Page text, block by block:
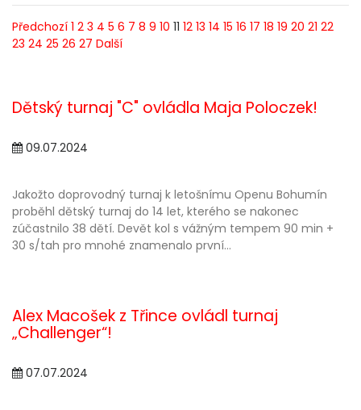
Předchozí 1 2 3 4 5 6 7 8 9 10 11 12 13 14 15 16 17 18 19 20 21 22
23 24 25 26 27 Další
Dětský turnaj "C" ovládla Maja Poloczek!
09.07.2024
Jakožto doprovodný turnaj k letošnímu Openu Bohumín
proběhl dětský turnaj do 14 let, kterého se nakonec
zúčastnilo 38 dětí. Devět kol s vážným tempem 90 min +
30 s/tah pro mnohé znamenalo první...
Alex Macošek z Třince ovládl turnaj
„Challenger“!
07.07.2024